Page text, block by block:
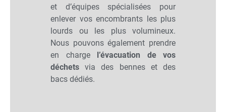
et d’équipes spécialisées pour
enlever vos encombrants les plus
lourds ou les plus volumineux.
Nous pouvons également prendre
en charge l’évacuation de vos
déchets via des bennes et des
bacs dédiés.